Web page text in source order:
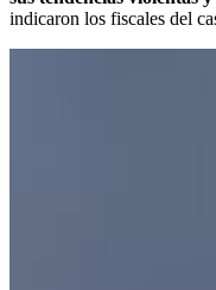
indicaron los fiscales del